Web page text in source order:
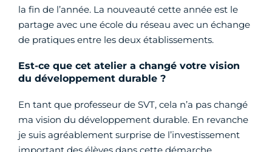
la fin de l’année. La nouveauté cette année est le
partage avec une école du réseau avec un échange
de pratiques entre les deux établissements.
Est-ce que cet atelier a changé votre vision
du développement durable ?
En tant que professeur de SVT, cela n’a pas changé
ma vision du développement durable. En revanche
je suis agréablement surprise de l’investissement